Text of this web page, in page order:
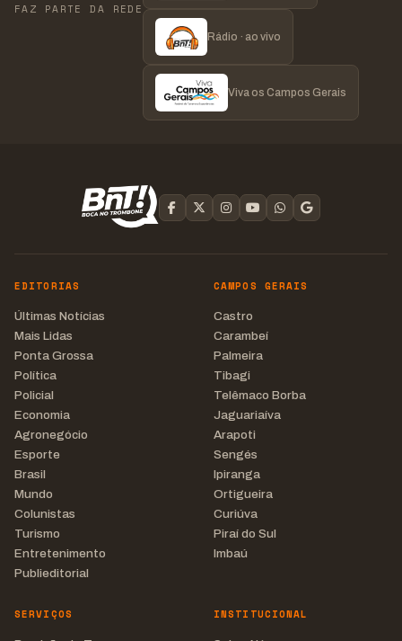
FAZ PARTE DA REDE
Rádio · ao vivo
Viva os Campos Gerais
EDITORIAS
Últimas Notícias
Mais Lidas
Ponta Grossa
Política
Policial
Economia
Agronegócio
Esporte
Brasil
Mundo
Colunistas
Turismo
Entretenimento
Publieditorial
CAMPOS GERAIS
Castro
Carambeí
Palmeira
Tibagi
Telêmaco Borba
Jaguariaíva
Arapoti
Sengés
Ipiranga
Ortigueira
Curiúva
Piraí do Sul
Imbaú
SERVIÇOS INSTITUCIONAL